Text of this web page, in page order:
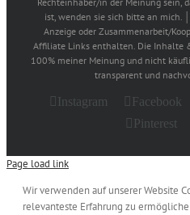
ist, wenden sie sich bitte an mich.
Anzeige oder Zusammenarbeit/
Affiliate Links enthalten. Die Inhalte
100% meiner Meinung und nicht
transparent und
Instagram Facebook
Pinterest
Page load link
Wir verwenden auf unserer Website
relevanteste Erfahrung zu